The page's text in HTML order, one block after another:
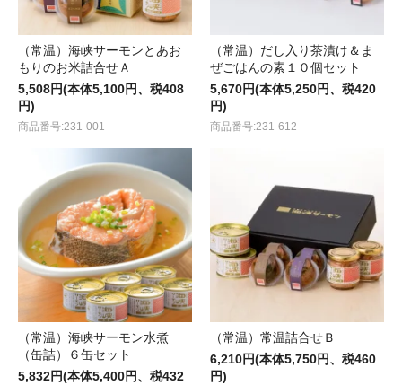
（常温）海峡サーモンとあお
もりのお米詰合せＡ
5,508円(本体5,100円、税408
円)
商品番号:231-001
（常温）だし入り茶漬け＆ま
ぜごはんの素１０個セット
5,670円(本体5,250円、税420
円)
商品番号:231-612
（常温）海峡サーモン水煮
（缶詰）６缶セット
5,832円(本体5,400円、税432
（常温）常温詰合せＢ
6,210円(本体5,750円、税460
円)